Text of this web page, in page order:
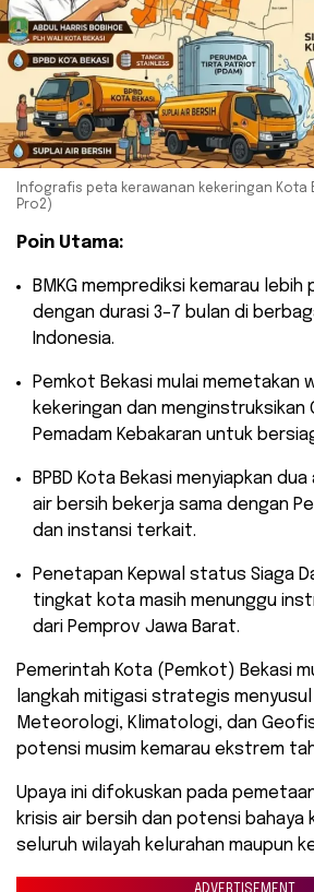
Infografis peta kerawanan kekeringan Kota
Pro2)
Poin Utama:
​BMKG memprediksi kemarau lebih
dengan durasi 3–7 bulan di
Indonesia.
​Pemkot Bekasi mulai memetakan
kekeringan dan menginstruksikan
Pemadam Kebakaran untuk
​BPBD Kota Bekasi menyiapkan
air bersih bekerja sama dengan
dan instansi terkait.
​Penetapan Kepwal status Siaga
tingkat kota masih menunggu
dari Pemprov Jawa Barat.
​Pemerintah Kota (Pemkot) Bekasi
langkah mitigasi strategis
Meteorologi, Klimatologi, dan
potensi musim kemarau ekstrem
Upaya ini difokuskan pada
krisis air bersih dan potensi bahaya
seluruh wilayah kelurahan maupun